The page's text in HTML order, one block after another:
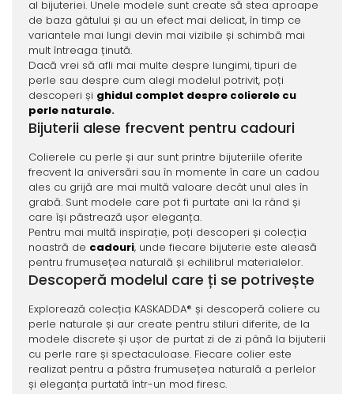
al bijuteriei. Unele modele sunt create să stea aproape
de baza gâtului și au un efect mai delicat, în timp ce
variantele mai lungi devin mai vizibile și schimbă mai
mult întreaga ținută.
Dacă vrei să afli mai multe despre lungimi, tipuri de
perle sau despre cum alegi modelul potrivit, poți
descoperi și ghidul complet despre colierele cu
perle naturale.
Bijuterii alese frecvent pentru cadouri
Colierele cu perle și aur sunt printre bijuteriile oferite
frecvent la aniversări sau în momente în care un cadou
ales cu grijă are mai multă valoare decât unul ales în
grabă. Sunt modele care pot fi purtate ani la rând și
care își păstrează ușor eleganța.
Pentru mai multă inspirație, poți descoperi și colecția
noastră de cadouri, unde fiecare bijuterie este aleasă
pentru frumusețea naturală și echilibrul materialelor.
Descoperă modelul care ți se potrivește
Explorează colecția KASKADDA® și descoperă coliere cu
perle naturale și aur create pentru stiluri diferite, de la
modele discrete și ușor de purtat zi de zi până la bijuterii
cu perle rare și spectaculoase. Fiecare colier este
realizat pentru a păstra frumusețea naturală a perlelor
și eleganța purtată într-un mod firesc.